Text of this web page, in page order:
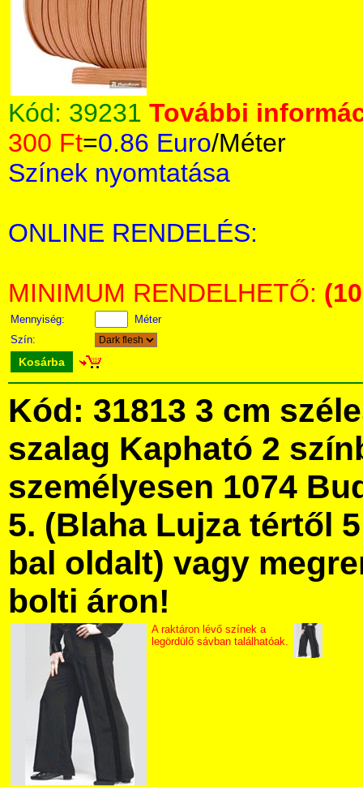
Kód: 39231 További
300 Ft=0.86 Euro/Méter
Színek nyomtatása
ONLINE RENDELÉS:
MINIMUM RENDELHETŐ:
Mennyiség:
Méter
Szín:
Kosárba
Kód: 31813 3 cm
szalag Kapható 2
személyesen 1074
5. (Blaha Lujza tértől
bal oldalt) vagy
bolti áron!
A raktáron lévő színek a
legördülő sávban találhatóak.